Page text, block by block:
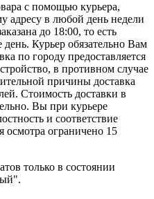
с помощью курьера,
адресу в любой день недели
до 18:00, то есть
Курьер обязательно Вам
по городу предоставляется
в противном случае
причины доставка
Стоимость доставки в
Вы при курьере
и соответствие
осмотра ограничено 15
только в состоянии